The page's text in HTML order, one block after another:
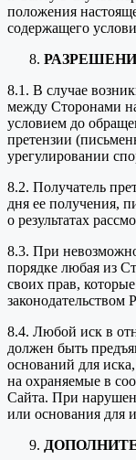
положения
содержащего
8.1. В случае
между Сторонами
условием до
претензии
урегулировании
8.2. Получатель
дня ее получения,
о результатах
8.3. При
порядке любая из
своих прав,
законодательством
8.4. Любой иск в
должен быть
оснований для
на охраняемые в
Сайта. При
или основания для